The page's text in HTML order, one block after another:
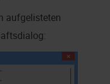
aufgelisteten